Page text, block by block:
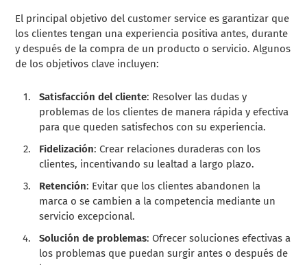
El principal objetivo del customer service es garantizar que
los clientes tengan una experiencia positiva antes, durante
y después de la compra de un producto o servicio. Algunos
de los objetivos clave incluyen:
Satisfacción del cliente: Resolver las dudas y
problemas de los clientes de manera rápida y efectiva
para que queden satisfechos con su experiencia.
Fidelización: Crear relaciones duraderas con los
clientes, incentivando su lealtad a largo plazo.
Retención: Evitar que los clientes abandonen la
marca o se cambien a la competencia mediante un
servicio excepcional.
Solución de problemas: Ofrecer soluciones efectivas a
los problemas que puedan surgir antes o después de